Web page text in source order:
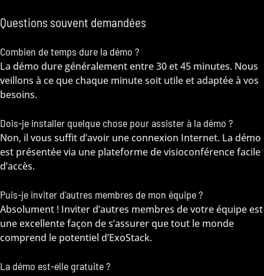
Questions souvent demandées
Combien de temps dure la démo ?
La démo dure généralement entre 30 et 45 minutes. Nous
veillons à ce que chaque minute soit utile et adaptée à vos
besoins.
Dois-je installer quelque chose pour assister à la démo ?
Non, il vous suffit d’avoir une connexion Internet. La démo
est présentée via une plateforme de visioconférence facile
d’accès.
Puis-je inviter d'autres membres de mon équipe ?
Absolument ! Inviter d’autres membres de votre équipe est
une excellente façon de s’assurer que tout le monde
comprend le potentiel d’ExoStack.
La démo est-elle gratuite ?